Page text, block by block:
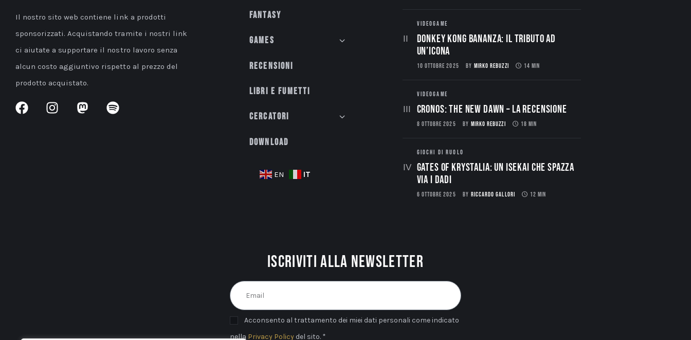
Il nostro sito web contiene link a prodotti
sponsorizzati. Acquistando tramite i nostri link
ci aiutate a supportare il nostro lavoro senza
alcun costo aggiuntivo rispetto al prezzo del
prodotto acquistato.
Fantasy
Games
Recensioni
Libri e fumetti
Cercatori
Download
EN IT
VIDEOGAME
Donkey Kong Bananza: Il Tributo ad
un’Icona
10 OTTOBRE 2025 BY MIRKO REBUZZI 14 MIN
VIDEOGAME
CRONOS: THE NEW DAWN – La Recensione
8 OTTOBRE 2025 BY MIRKO REBUZZI 18 MIN
GIOCHI DI RUOLO
Gates of Krystalia: Un Isekai che spazza
via i dadi
6 OTTOBRE 2025 BY RICCARDO GALLORI 12 MIN
Iscriviti alla newsletter
Acconsento al trattamento dei miei dati personali come indicato
nella Privacy Policy del sito. *